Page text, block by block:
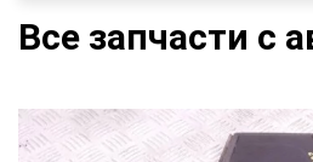
Все запчасти с